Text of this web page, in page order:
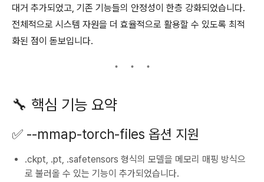
대거 추가되었고, 기존 기능들의 안정성이 한층 강화되었습니다.
전체적으로 시스템 자원을 더 효율적으로 활용할 수 있도록 최적
화된 점이 돋보입니다.
🔧 핵심 기능 요약
✅ --mmap-torch-files 옵션 지원
.ckpt, .pt, .safetensors 형식의 모델을 메모리 매핑 방식으
로 불러올 수 있는 기능이 추가되었습니다.